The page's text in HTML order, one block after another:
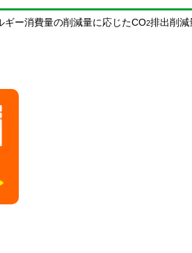
ー消費量の削減量に応じたCO2排出削減